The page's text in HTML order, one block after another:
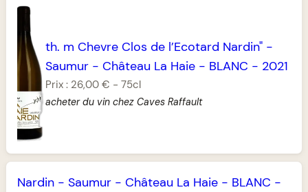
th. m Chevre Clos de l’Ecotard Nardin"-
Saumur- Château La Haie- BLANC - 2021
Prix : 26,00 € - 75cl
acheter du vin chez Caves Raffault
Nardin - Saumur - Château La Haie - BLANC -